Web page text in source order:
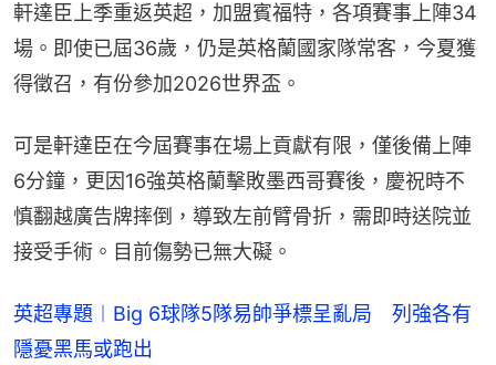
軒達臣上季重返英超，加盟賓福特，各項賽事上陣34
場。即使已屆36歲，仍是英格蘭國家隊常客，今夏獲
得徵召，有份參加2026世界盃。
可是軒達臣在今屆賽事在場上貢獻有限，僅後備上陣
6分鐘，更因16強英格蘭擊敗墨西哥賽後，慶祝時不
慎翻越廣告牌摔倒，導致左前臂骨折，需即時送院並
接受手術。目前傷勢已無大礙。
英超專題︱Big 6球隊5隊易帥爭標呈亂局 列強各有
隱憂黑馬或跑出